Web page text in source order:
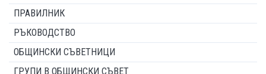
ПРАВИЛНИК
РЪКОВОДСТВО
ОБЩИНСКИ СЪВЕТНИЦИ
ГРУПИ В ОБЩИНСКИ СЪВЕТ